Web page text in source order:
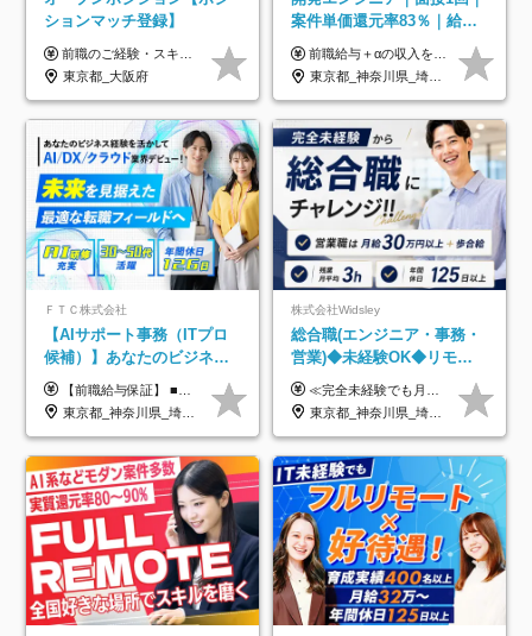
ションマッチ登録】
前職のご経験・スキル等を考慮して決定します。
東京都_大阪府
案件単価還元率83％｜給与
UP保証｜年休140日｜在宅
利用率9割｜独立支援・副業
制度
前職給与＋αの収入を保証 月給42万円～120万円＋各種手当＋賞与 給与基準が明確かつ高還元です。 一人ひとりが安定した環境のもと、長く活躍できる職場を目指しています。 ※平均年収650万円 ・還元率83％ ・各種手当について 職能手当／職務手当／資格手当／営業手当 など ※前職での経験・能力、給与などを考慮の上、当社規定により優遇いたします ※試用期間あり（3ヶ月／期間中の条件に変動はありません） ※上記金額には固定残業代（78,948円～225,564円/月30時間分）を含みます 超過分は別途全額支給いたします ・年収UPを保証 過去には転職時に〈年収200万円UP〉したエンジニアも在籍しています。入社時だけでなく、入社後も安心の給与水準で働ける環境です。キャリアや技術力が正当に評価されていないと感じていたら、一度面接でお話ししましょう！ 当社では管理職の人数は最低限にし、無駄な管理をしません。その費用削減分を社員の給与に還元しています！
東京都_神奈川県_埼玉県_千葉県_大阪府_愛知県_北海道_青森県_岩手県_宮城県_秋田県_山形県_福島県_茨城県_栃木県_群馬県_新潟県_山梨県_長野県_富山県_石川県_福井県_静岡県_岐阜県_三重県_兵庫県_京都府_滋賀県_奈良県_和歌山県_広島県_岡山県_鳥取県_島根県_山口県_徳島県_香川県_愛媛県_高知県_福岡県_熊本県_佐賀県_長崎県_大分県_宮崎県_鹿児島県_沖縄県
ＦＴＣ株式会社
【AIサポート事務（ITプロ
候補）】あなたのビジネス
経験をAI業界で活かす◆IT
未経験OK◆目指せるコンサ
ル
【前職給与保証】 ■未経験者： 月給30万円～35万円 ■ローキャリア（経験目安1年程度）： 月給35万円～40万円 ■経験者（経験目安3年以上）： 月給40万円～60万円 ■即戦力（経験目安5年以上）： 月給45万円～80万円 ※上記金額には固定残業代30時間分 【未経験者5万5000円～7万3000円、 ローキャリア6万4000円～7万3000円、 経験者5万8000円～10万9000円、 即戦力8万2000円～14万5000円】を含みます。 ※30時間を超える場合は追加で全額支給します。 ※経験・能力・前職給与などを総合的に評価したうえでご納得いただけるよう個別決定。 未経験者の場合、前職給与とポテンシャルを査定のうえ決定いたします。 ※日本国内でのIT業界経験、または同等の実務経験と能力に応じて決定します。 ※前職給与は日本円かつ、日本国内での実績に基づき評価します。 【納得の評価システム】 ★クォーター毎に査定する評価制度導入！ 明確な評価基準で翌年度年収を上げましょう！ ★評価対象期間に在籍中のほとんどの社員が昇給し 年収アップを実現しています！ ★様々なインセンティブ制度を用意し多角的に正当評価しています！ ※試用期間6カ月（期間中の待遇等に差異なし）
東京都_神奈川県_埼玉県_千葉県
株式会社Widsley
総合職(エンジニア・事務・
営業)◆未経験OK◆リモー
トあり◆残業月3h◆服装髪
型自由
≪完全未経験でも月給40万円以上も可能です！≫ -------------- 【1】ITエンジニア 月給26万円～50万円＋プロジェクト手当＋資格手当 【2】IT事務、営業事務 月給26万円～50万円＋プロジェクト手当＋資格手当 ≪【1】【2】共通≫ ★上記給与には固定残業代20時間分(月3万719円～)を含みます。残業が超過した場合は、追加支給します(残業は月平均3時間とほぼ発生しません。残業がなくても、固定残業代は支給されます) ★試用期間6ヵ月あり（期間中は月給23万1000円～。固定残業代20時間分3万719円～を含む／超過分は別途支給） -------------- 【3】SES営業、SaaS営業 月給30万円以上＋インセンティブ＋各種手当 ★上記給与には固定残業代45時間分(月7万6967円～)を含みます。残業が超過した場合は、追加支給します(残業は月平均3時間とほぼ発生しません。残業がなくても、固定残業代は支給されます) ★試用期間6ヵ月あり(期間中も給与や福利厚生は同じです)
東京都_神奈川県_埼玉県_千葉県_大阪府_愛知県_北海道_青森県_岩手県_宮城県_秋田県_山形県_福島県_茨城県_栃木県_群馬県_新潟県_山梨県_長野県_富山県_石川県_福井県_静岡県_岐阜県_三重県_兵庫県_京都府_滋賀県_奈良県_和歌山県_広島県_岡山県_鳥取県_島根県_山口県_徳島県_香川県_愛媛県_高知県_福岡県_熊本県_佐賀県_長崎県_大分県_宮崎県_鹿児島県_沖縄県